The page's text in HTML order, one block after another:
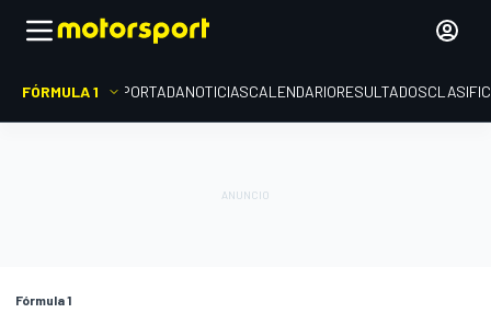
FÓRMULA 1 PORTADANOTICIASCALENDARIORESULTADOS
Fórmula 1